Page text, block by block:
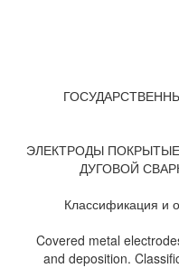
ЭЛЕКТРОДЫ
ДУГОВОЙ
Классификация и
Covered metal
and deposition.